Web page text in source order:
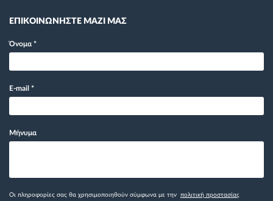
ΕΠΙΚΟΙΝΩΝΗΣΤΕ ΜΑΖΙ ΜΑΣ
Όνομα *
E-mail *
Μήνυμα
Οι πληροφορίες σας θα χρησιμοποιηθούν σύμφωνα με την πολιτική προστασίας